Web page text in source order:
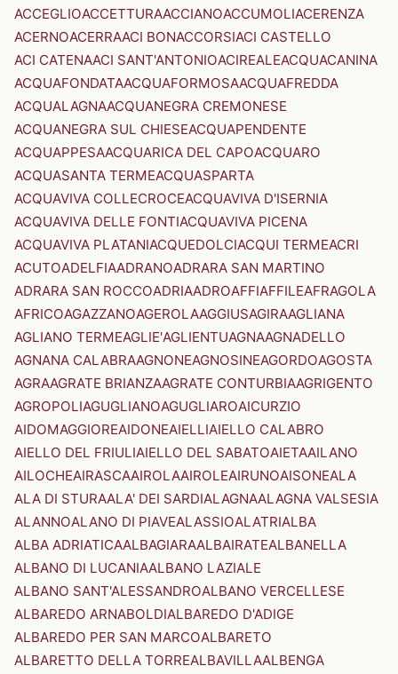
ACCEGLIOACCETTURAACCIANOACCUMOLIACERENZA
ACERNOACERRAACI BONACCORSIACI CASTELLO
ACI CATENAACI SANT'ANTONIOACIREALEACQUACANINA
ACQUAFONDATAACQUAFORMOSAACQUAFREDDA
ACQUALAGNAACQUANEGRA CREMONESE
ACQUANEGRA SUL CHIESEACQUAPENDENTE
ACQUAPPESAACQUARICA DEL CAPOACQUARO
ACQUASANTA TERMEACQUASPARTA
ACQUAVIVA COLLECROCEACQUAVIVA D'ISERNIA
ACQUAVIVA DELLE FONTIACQUAVIVA PICENA
ACQUAVIVA PLATANIACQUEDOLCIACQUI TERMEACRI
ACUTOADELFIAADRANOADRARA SAN MARTINO
ADRARA SAN ROCCOADRIAADROAFFIAFFILEAFRAGOLA
AFRICOAGAZZANOAGEROLAAGGIUSAGIRAAGLIANA
AGLIANO TERMEAGLIE'AGLIENTUAGNAAGNADELLO
AGNANA CALABRAAGNONEAGNOSINEAGORDOAGOSTA
AGRAAGRATE BRIANZAAGRATE CONTURBIAAGRIGENTO
AGROPOLIAGUGLIANOAGUGLIAROAICURZIO
AIDOMAGGIOREAIDONEAIELLIAIELLO CALABRO
AIELLO DEL FRIULIAIELLO DEL SABATOAIETAAILANO
AILOCHEAIRASCAAIROLAAIROLEAIRUNOAISONEALA
ALA DI STURAALA' DEI SARDIALAGNAALAGNA VALSESIA
ALANNOALANO DI PIAVEALASSIOALATRIALBA
ALBA ADRIATICAALBAGIARAALBAIRATEALBANELLA
ALBANO DI LUCANIAALBANO LAZIALE
ALBANO SANT'ALESSANDROALBANO VERCELLESE
ALBAREDO ARNABOLDIALBAREDO D'ADIGE
ALBAREDO PER SAN MARCOALBARETO
ALBARETTO DELLA TORREALBAVILLAALBENGA